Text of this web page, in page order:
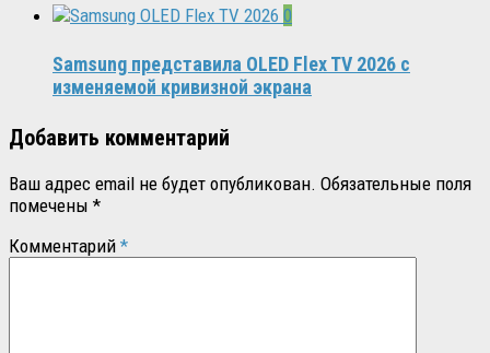
0
Samsung представила OLED Flex TV 2026 с
изменяемой кривизной экрана
Добавить комментарий
Ваш адрес email не будет опубликован. Обязательные поля
помечены *
Комментарий *